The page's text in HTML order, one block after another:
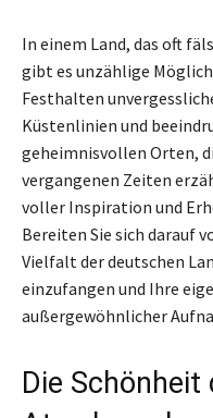
In einem Land, das oft
gibt es unzählige
Festhalten
Küstenlinien und
geheimnisvollen Orten,
vergangenen Zeiten
voller Inspiration und
Bereiten Sie sich darauf
Vielfalt der deutschen
einzufangen und Ihre
außergewöhnlicher
Die Schönheit